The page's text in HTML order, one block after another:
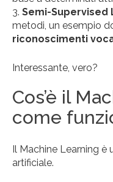
Semi-Supervised
metodi, un esempio
riconoscimenti
Interessante, vero?
Cos’è il
come
Il Machine Learning è
artificiale.